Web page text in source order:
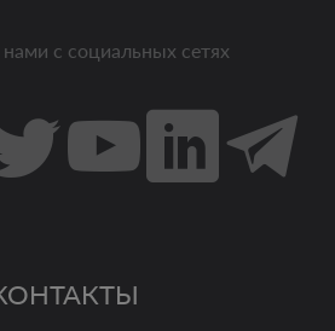
с социальных сетях